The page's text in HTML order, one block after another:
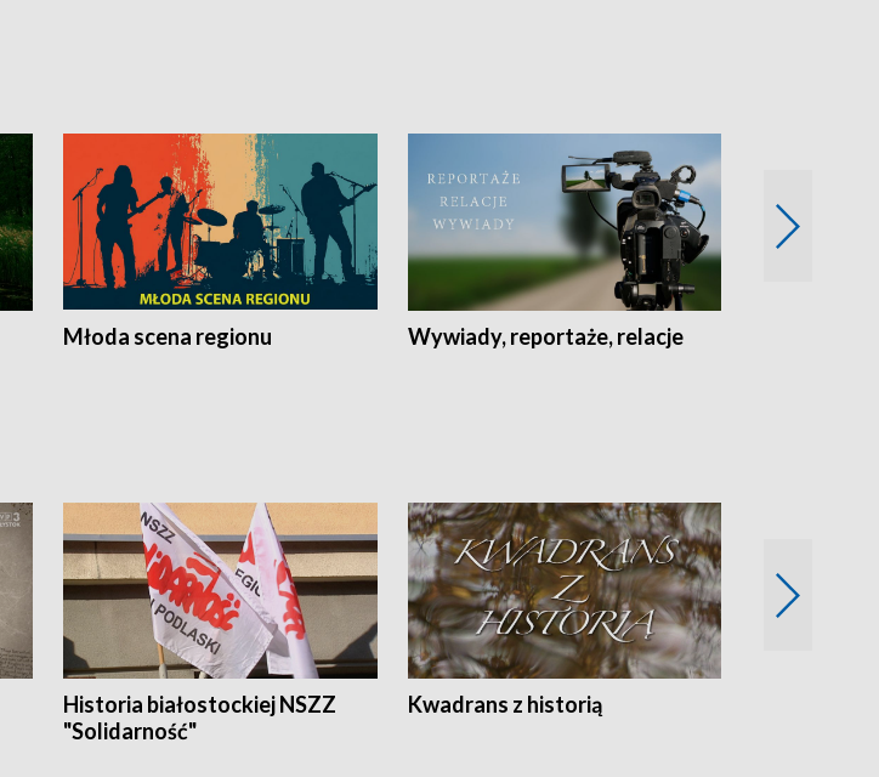
Młoda scena regionu Wywiady, reportaże, relacje
Historia białostockiej NSZZ
"Solidarność"
Kwadrans z historią